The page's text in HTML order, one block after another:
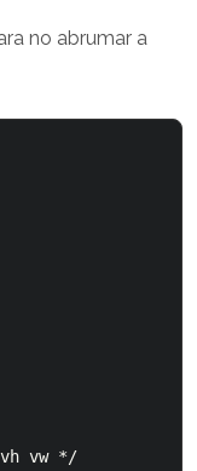
no abrumar a
vw */